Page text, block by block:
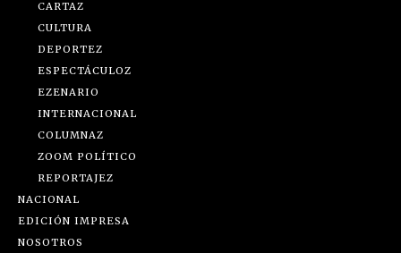
CARTAZ
CULTURA
DEPORTEZ
ESPECTÁCULOZ
EZENARIO
INTERNACIONAL
COLUMNAZ
ZOOM POLÍTICO
REPORTAJEZ
NACIONAL
EDICIÓN IMPRESA
NOSOTROS